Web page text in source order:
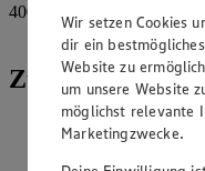
400
Kirschtomaten
Zubereitung
Das Rindfleisch in
Knoblauchzehen
Wir setzen Cookies
dir ein
Website zu
um unsere Website
möglichst relevante
Marketingzwecke.